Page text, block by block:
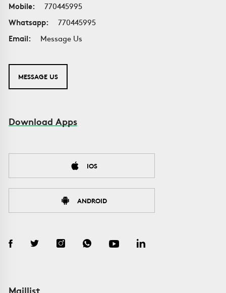
Mobile:
770445995
Whatsapp:
770445995
Email:
Message Us
MESSAGE US
Download Apps
IOS
ANDROID
Maillist